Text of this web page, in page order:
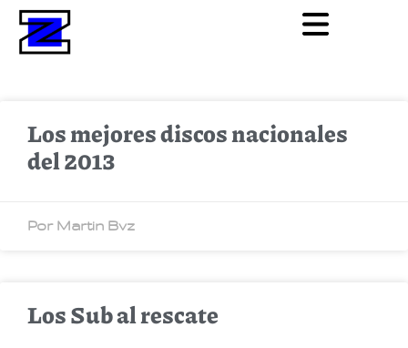
Los mejores discos nacionales
del 2013
Por Martin Bvz
Los Sub al rescate